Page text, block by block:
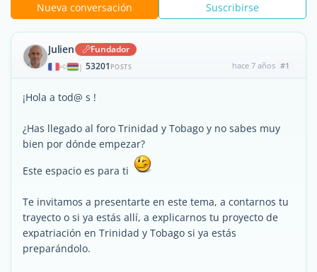
Nueva conversación Suscribirse
Julien Fundador
| 53201 POSTS hace 7 años #1
¡Hola a tod@ s !
¿Has llegado al foro Trinidad y Tobago y no sabes muy
bien por dónde empezar?
Este espacio es para ti
Te invitamos a presentarte en este tema, a contarnos tu
trayecto o si ya estás allí, a explicarnos tu proyecto de
expatriación en Trinidad y Tobago si ya estás
preparándolo.